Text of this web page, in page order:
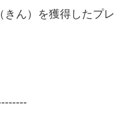
ん）を獲得したプレ